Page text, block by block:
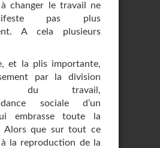
à changer le travail ne
pas plus
A cela plusieurs
et la plis importante,
par la division
du travail,
sociale d’un
embrasse toute la
Alors que sur tout ce
la reproduction de la